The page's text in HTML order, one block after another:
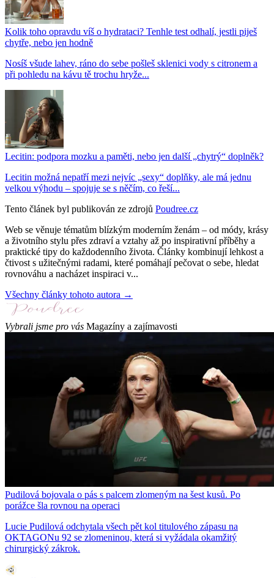
Kolik toho opravdu víš o hydrataci? Tenhle test odhalí, jestli piješ
chytře, nebo jen hodně
Nosíš všude lahev, ráno do sebe pošleš sklenici vody s citronem a
při pohledu na kávu tě trochu hryže...
Lecitin: podpora mozku a paměti, nebo jen další „chytrý“ doplněk?
Lecitin možná nepatří mezi nejvíc „sexy“ doplňky, ale má jednu
velkou výhodu – spojuje se s něčím, co řeší...
Tento článek byl publikován ze zdrojů Poudree.cz
Web se věnuje tématům blízkým moderním ženám – od módy, krásy
a životního stylu přes zdraví a vztahy až po inspirativní příběhy a
praktické tipy do každodenního života. Články kombinují lehkost a
čtivost s užitečnými radami, které pomáhají pečovat o sebe, hledat
rovnováhu a nacházet inspiraci v...
Všechny články tohoto autora →
Vybrali jsme pro vás Magazíny a zajímavosti
Pudilová bojovala o pás s palcem zlomeným na šest kusů. Po
porážce šla rovnou na operaci
Lucie Pudilová odchytala všech pět kol titulového zápasu na
OKTAGONu 92 se zlomeninou, která si vyžádala okamžitý
chirurgický zákrok.